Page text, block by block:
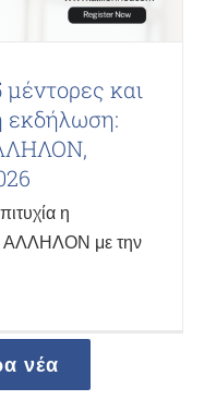
και
εκδήλωση:
η
ΑΛΛΗΛΟΝ με την
νέα